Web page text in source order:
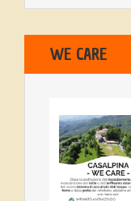
WE CARE